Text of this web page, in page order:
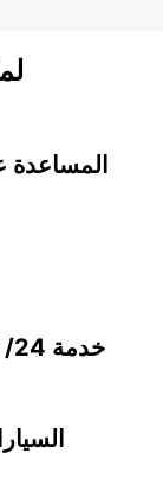
المساعدة
خدمة 24/ 7 في معظم المطارات الرئيسية